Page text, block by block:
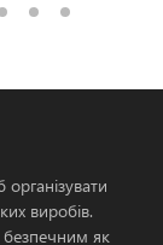
виробів.
безпечним як